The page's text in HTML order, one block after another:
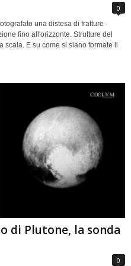
0
una distesa di fratture
fino all'orizzonte. Strutture del
scala. E su come si siano formate il
di Plutone, la sonda
0